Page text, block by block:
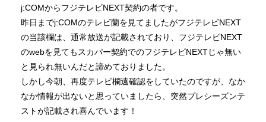
j:COMからフジテレビNEXT契約の者です。
昨日までj:COMのテレビ蘭を見てましたがフジテレビNEXT
の当該欄は、通常放送が記載されており、フジテレビNEXT
のwebを見てもスカパー契約でのフジテレビNEXTじゃ無い
と見られ無いんだと諦めておりました。
しかし今朝、再度テレビ欄遠確認をしていたのですが、なか
なか情報が出ないと思っていましたら、突然プレシーズンテ
ストが記載され喜んでいます！